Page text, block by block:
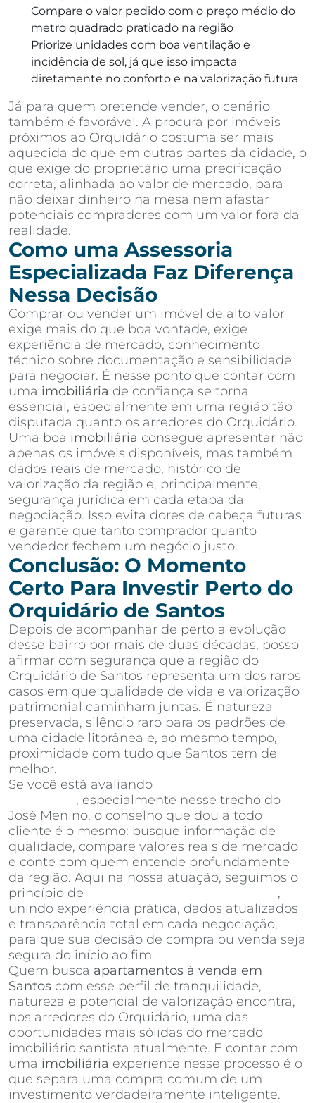
Compare o valor pedido com o preço médio do
metro quadrado praticado na região
Priorize unidades com boa ventilação e
incidência de sol, já que isso impacta
diretamente no conforto e na valorização futura
Já para quem pretende vender, o cenário
também é favorável. A procura por imóveis
próximos ao Orquidário costuma ser mais
aquecida do que em outras partes da cidade, o
que exige do proprietário uma precificação
correta, alinhada ao valor de mercado, para
não deixar dinheiro na mesa nem afastar
potenciais compradores com um valor fora da
realidade.
Como uma Assessoria
Especializada Faz Diferença
Nessa Decisão
Comprar ou vender um imóvel de alto valor
exige mais do que boa vontade, exige
experiência de mercado, conhecimento
técnico sobre documentação e sensibilidade
para negociar. É nesse ponto que contar com
uma imobiliária de confiança se torna
essencial, especialmente em uma região tão
disputada quanto os arredores do Orquidário.
Uma boa imobiliária consegue apresentar não
apenas os imóveis disponíveis, mas também
dados reais de mercado, histórico de
valorização da região e, principalmente,
segurança jurídica em cada etapa da
negociação. Isso evita dores de cabeça futuras
e garante que tanto comprador quanto
vendedor fechem um negócio justo.
Conclusão: O Momento
Certo Para Investir Perto do
Orquidário de Santos
Depois de acompanhar de perto a evolução
desse bairro por mais de duas décadas, posso
afirmar com segurança que a região do
Orquidário de Santos representa um dos raros
casos em que qualidade de vida e valorização
patrimonial caminham juntas. É natureza
preservada, silêncio raro para os padrões de
uma cidade litorânea e, ao mesmo tempo,
proximidade com tudo que Santos tem de
melhor.
Se você está avaliando
, especialmente nesse trecho do
José Menino, o conselho que dou a todo
cliente é o mesmo: busque informação de
qualidade, compare valores reais de mercado
e conte com quem entende profundamente
da região. Aqui na nossa atuação, seguimos o
princípio de
,
unindo experiência prática, dados atualizados
e transparência total em cada negociação,
para que sua decisão de compra ou venda seja
segura do início ao fim.
Quem busca apartamentos à venda em
Santos com esse perfil de tranquilidade,
natureza e potencial de valorização encontra,
nos arredores do Orquidário, uma das
oportunidades mais sólidas do mercado
imobiliário santista atualmente. E contar com
uma imobiliária experiente nesse processo é o
que separa uma compra comum de um
investimento verdadeiramente inteligente.